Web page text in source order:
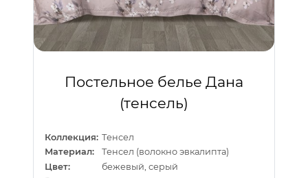
Постельное белье Дана
(тенсель)
Коллекция: Тенсел
Материал:
Тенсел (волокно эвкалипта)
Цвет:
бежевый, серый